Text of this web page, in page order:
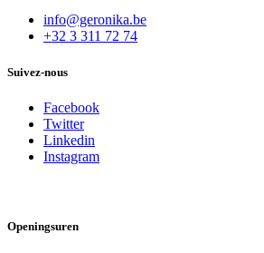
info@geronika.be
+32 3 311 72 74
Suivez-nous
Facebook
Twitter
Linkedin
Instagram
Openingsuren